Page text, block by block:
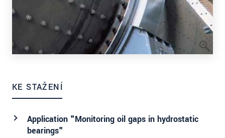
KE STAŽENÍ
Application "Monitoring oil gaps in hydrostatic
bearings"